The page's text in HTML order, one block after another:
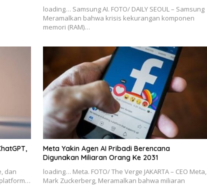
loading… Samsung AI. FOTO/ DAILY SEOUL – Samsung
Meramalkan bahwa krisis kekurangan komponen
memori (RAM)…
dan
platform…
Meta Yakin Agen AI Pribadi Berencana
Digunakan Miliaran Orang Ke 2031
loading… Meta. FOTO/ The Verge JAKARTA – CEO Meta,
Mark Zuckerberg, Meramalkan bahwa miliaran